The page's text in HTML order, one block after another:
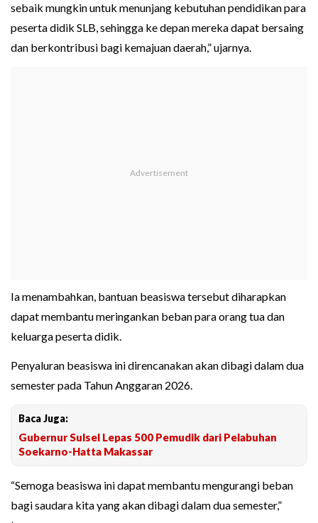
sebaik mungkin untuk menunjang kebutuhan pendidikan para
peserta didik SLB, sehingga ke depan mereka dapat bersaing
dan berkontribusi bagi kemajuan daerah,” ujarnya.
Ia menambahkan, bantuan beasiswa tersebut diharapkan
dapat membantu meringankan beban para orang tua dan
keluarga peserta didik.
Penyaluran beasiswa ini direncanakan akan dibagi dalam dua
semester pada Tahun Anggaran 2026.
Baca Juga:
Gubernur Sulsel Lepas 500 Pemudik dari Pelabuhan
Soekarno-Hatta Makassar
“Semoga beasiswa ini dapat membantu mengurangi beban
bagi saudara kita yang akan dibagi dalam dua semester,”